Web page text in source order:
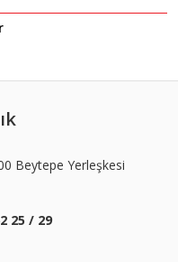
Beytepe Yerleşkesi
25 / 29